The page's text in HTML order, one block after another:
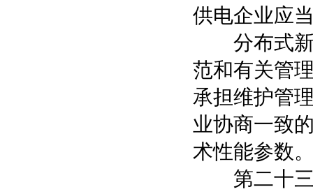
供电企业应
分布式新
范和有关管
承担维护管
业协商一致
术性能参数
第二十三